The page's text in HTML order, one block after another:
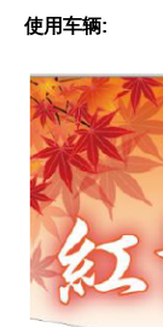
使用车辆: